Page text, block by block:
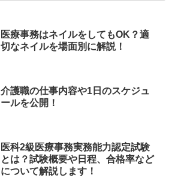
医療事務はネイルをしてもOK？適
切なネイルを場面別に解説！
介護職の仕事内容や1日のスケジュ
ールを公開！
医科2級医療事務実務能力認定試験
とは？試験概要や日程、合格率など
について解説します！